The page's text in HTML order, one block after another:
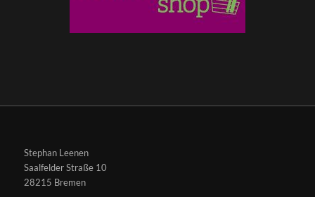
Stephan Leenen
Saalfelder Straße 10
28215 Bremen